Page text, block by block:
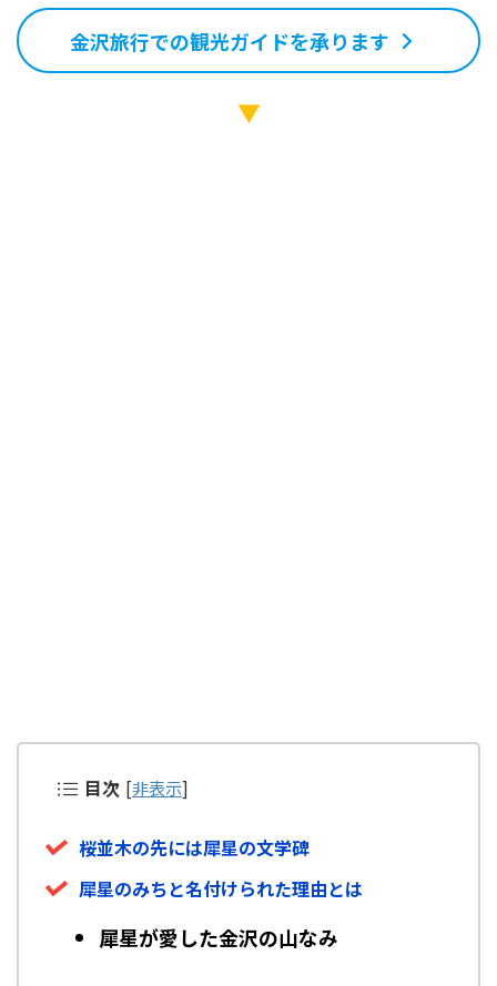
金沢旅行での観光ガイドを承ります
▼
目次 [非表示]
桜並木の先には犀星の文学碑
犀星のみちと名付けられた理由とは
犀星が愛した金沢の山なみ